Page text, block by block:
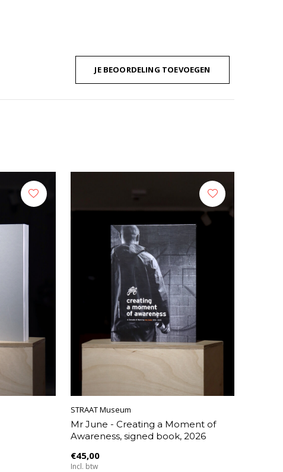
JE BEOORDELING TOEVOEGEN
STRAAT Museum
Mr June - Creating a Moment of
Awareness, signed book, 2026
€45,00
Incl. btw